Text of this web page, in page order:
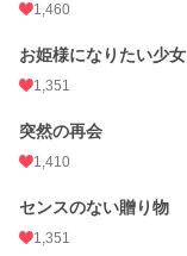
1,460
お姫様になりたい少女
1,351
突然の再会
1,410
センスのない贈り物
1,351